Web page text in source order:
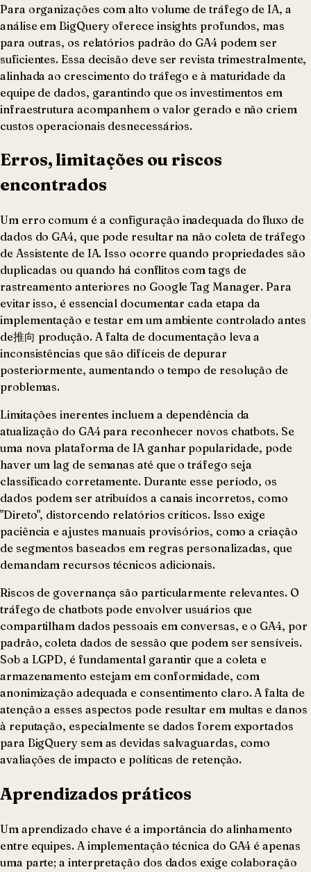
Para organizações com alto volume de tráfego de IA, a
análise em BigQuery oferece insights profundos, mas
para outras, os relatórios padrão do GA4 podem ser
suficientes. Essa decisão deve ser revista trimestralmente,
alinhada ao crescimento do tráfego e à maturidade da
equipe de dados, garantindo que os investimentos em
infraestrutura acompanhem o valor gerado e não criem
custos operacionais desnecessários.
Erros, limitações ou riscos
encontrados
Um erro comum é a configuração inadequada do fluxo de
dados do GA4, que pode resultar na não coleta de tráfego
de Assistente de IA. Isso ocorre quando propriedades são
duplicadas ou quando há conflitos com tags de
rastreamento anteriores no Google Tag Manager. Para
evitar isso, é essencial documentar cada etapa da
implementação e testar em um ambiente controlado antes
de推向 produção. A falta de documentação leva a
inconsistências que são difíceis de depurar
posteriormente, aumentando o tempo de resolução de
problemas.
Limitações inerentes incluem a dependência da
atualização do GA4 para reconhecer novos chatbots. Se
uma nova plataforma de IA ganhar popularidade, pode
haver um lag de semanas até que o tráfego seja
classificado corretamente. Durante esse período, os
dados podem ser atribuídos a canais incorretos, como
"Direto", distorcendo relatórios críticos. Isso exige
paciência e ajustes manuais provisórios, como a criação
de segmentos baseados em regras personalizadas, que
demandam recursos técnicos adicionais.
Riscos de governança são particularmente relevantes. O
tráfego de chatbots pode envolver usuários que
compartilham dados pessoais em conversas, e o GA4, por
padrão, coleta dados de sessão que podem ser sensíveis.
Sob a LGPD, é fundamental garantir que a coleta e
armazenamento estejam em conformidade, com
anonimização adequada e consentimento claro. A falta de
atenção a esses aspectos pode resultar em multas e danos
à reputação, especialmente se dados forem exportados
para BigQuery sem as devidas salvaguardas, como
avaliações de impacto e políticas de retenção.
Aprendizados práticos
Um aprendizado chave é a importância do alinhamento
entre equipes. A implementação técnica do GA4 é apenas
uma parte; a interpretação dos dados exige colaboração